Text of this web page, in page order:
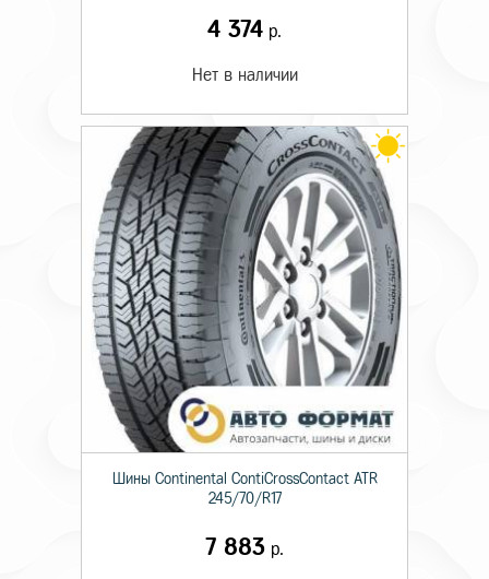
4 374 р.
Нет в наличии
Шины Continental ContiCrossContact ATR
245/70/R17
7 883 р.